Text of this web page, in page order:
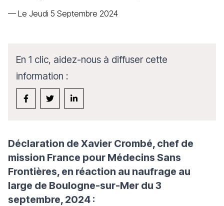
— Le Jeudi 5 Septembre 2024
En 1 clic, aidez-nous à diffuser cette
information :
Déclaration de Xavier Crombé, chef de
mission France pour Médecins Sans
Frontières, en réaction au naufrage au
large de Boulogne-sur-Mer du 3
septembre, 2024 :